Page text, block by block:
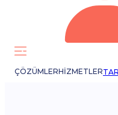
ÇÖZÜMLERHIZMETLER